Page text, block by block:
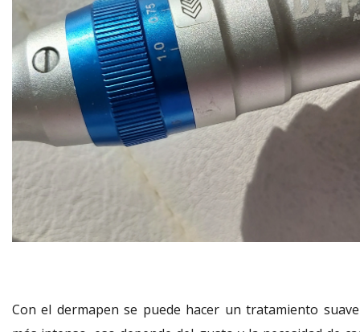
Con el dermapen se puede hacer un tratamiento